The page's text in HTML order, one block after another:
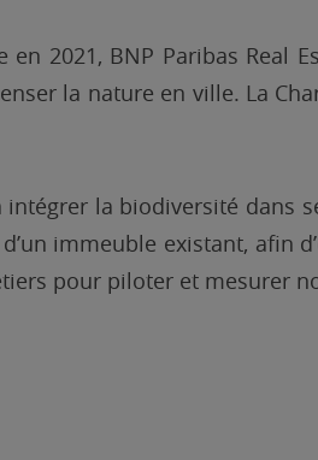
2021, BNP Paribas
la nature en ville. La
la biodiversité dans
immeuble existant, afin
pour piloter et mesurer